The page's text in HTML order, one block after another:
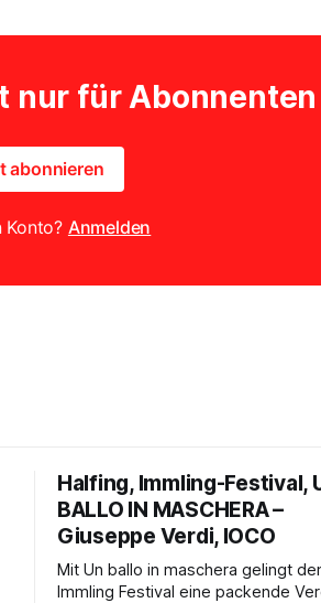
nur für Abonnenten
abonnieren
Konto? Anmelden
Halfing, Immling-Festival,
BALLO IN MASCHERA –
Giuseppe Verdi, IOCO
Mit Un ballo in maschera gelingt
Immling Festival eine packende